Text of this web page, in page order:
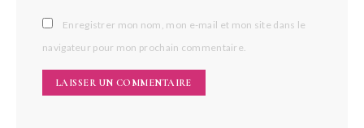
Enregistrer mon nom, mon e-mail et mon site dans le
navigateur pour mon prochain commentaire.